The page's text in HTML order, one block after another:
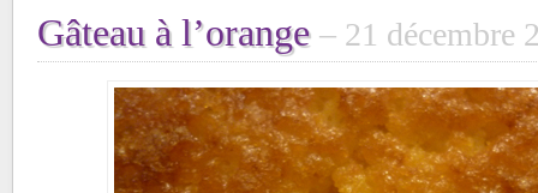
Gâteau à l’orange 21 décembre